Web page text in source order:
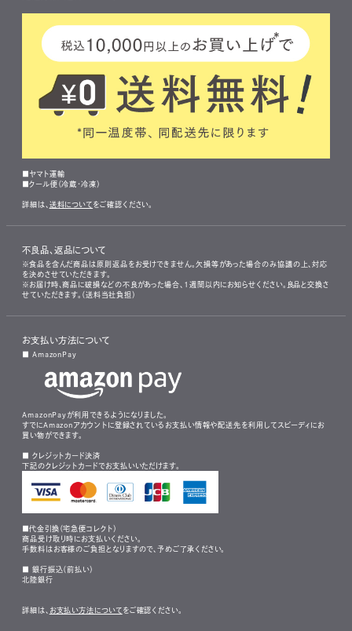
■ヤマト運輸
■クール便（冷蔵・冷凍）
詳細は、 送料について をご確認ください。
不良品、返品について
※食品を含んだ商品は原則返品をお受けできません。欠損等があった場合のみ協議の上、対応
を決めさせていただきます。
※お届け時、商品に破損などの不良があった場合、1週間以内にお知らせください。良品と交換さ
せていただきます。（送料当社負担）
お支払い方法について
■ AmazonPay
AmazonPayが利用できるようになりました。
すでにAmazonアカウントに登録されているお支払い情報や配送先を利用してスピーディにお
買い物ができます。
■ クレジットカード決済
下記のクレジットカードでお支払いいただけます。
■代金引換（宅急便コレクト）
商品受け取り時にお支払いください。
手数料はお客様のご負担となりますので、予めご了承ください。
■ 銀行振込（前払い）
北陸銀行
詳細は、 お支払い方法について をご確認ください。